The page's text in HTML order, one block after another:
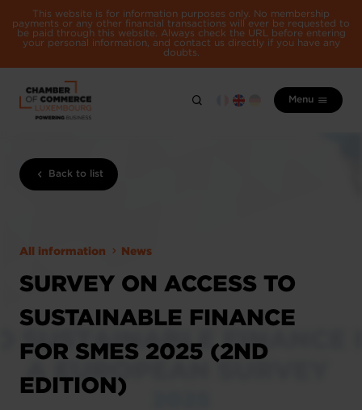
This website is for information purposes only. No membership
payments or any other financial transactions will ever be requested to
be paid through this website. Always check the URL before entering
your personal information, and contact us directly if you have any
doubts.
Menu
Back to list
All information News
SURVEY ON ACCESS TO
SUSTAINABLE FINANCE
FOR SMES 2025 (2ND
EDITION)